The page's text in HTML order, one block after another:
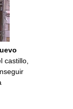
castillo,